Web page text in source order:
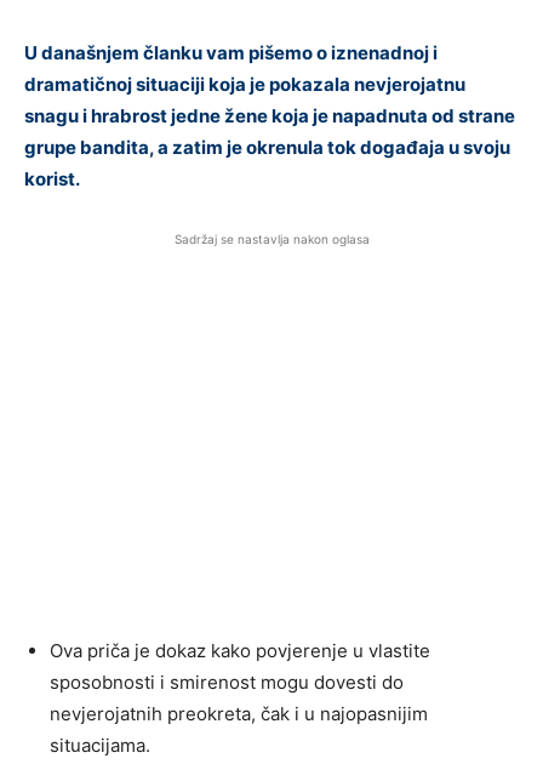
U današnjem članku vam pišemo o iznenadnoj i
dramatičnoj situaciji koja je pokazala nevjerojatnu
snagu i hrabrost jedne žene koja je napadnuta od strane
grupe bandita, a zatim je okrenula tok događaja u svoju
korist.
Sadržaj se nastavlja nakon oglasa
Ova priča je dokaz kako povjerenje u vlastite
sposobnosti i smirenost mogu dovesti do
nevjerojatnih preokreta, čak i u najopasnijim
situacijama.